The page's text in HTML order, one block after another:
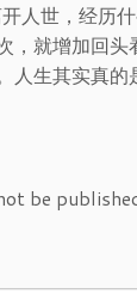
人世，经历
，就增加回头
生其实真的是
be